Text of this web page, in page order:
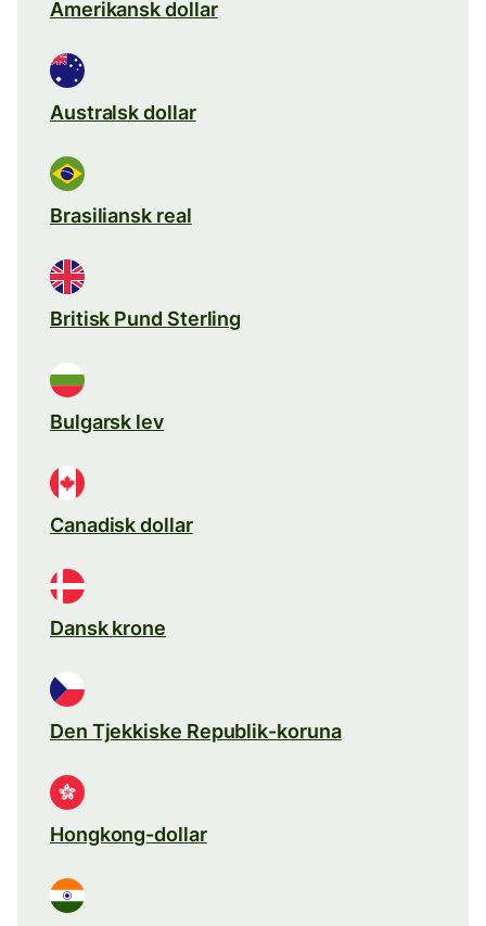
Amerikansk dollar
Australsk dollar
Brasiliansk real
Britisk Pund Sterling
Bulgarsk lev
Canadisk dollar
Dansk krone
Den Tjekkiske Republik-koruna
Hongkong-dollar